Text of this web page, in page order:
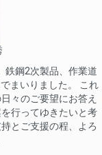
鉄鋼2次製品、作業道
まいりました。 これ
々のご要望にお答え
行ってゆきたいと考
とご支援の程、よろ